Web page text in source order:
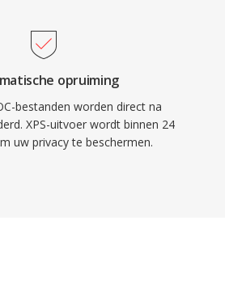
opruiming
bestanden worden direct na
XPS-uitvoer wordt binnen 24
uw privacy te beschermen.